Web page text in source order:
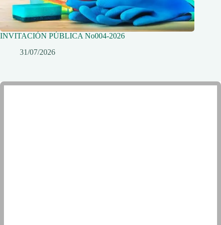
INVITACIÓN PÚBLICA No004-2026
31/07/2026